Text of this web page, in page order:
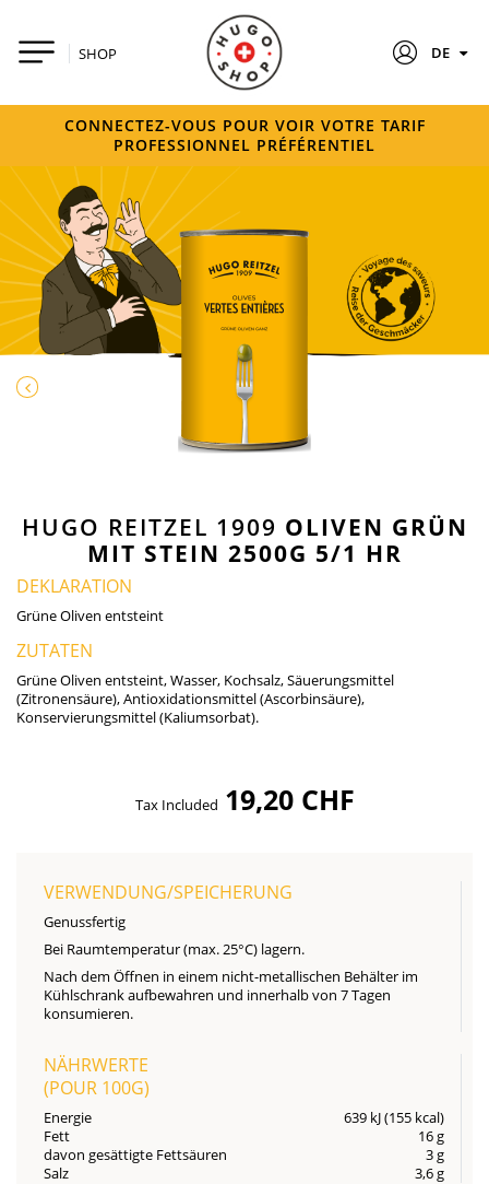
SHOP DE
CONNECTEZ-VOUS POUR VOIR VOTRE TARIF
PROFESSIONNEL PRÉFÉRENTIEL
HUGO REITZEL 1909 OLIVEN GRÜN
MIT STEIN 2500G 5/1 HR
DEKLARATION
Grüne Oliven entsteint
ZUTATEN
Grüne Oliven entsteint, Wasser, Kochsalz, Säuerungsmittel
(Zitronensäure), Antioxidationsmittel (Ascorbinsäure),
Konservierungsmittel (Kaliumsorbat).
Tax Included 19,20 CHF
VERWENDUNG/SPEICHERUNG
Genussfertig
Bei Raumtemperatur (max. 25°C) lagern.
Nach dem Öffnen in einem nicht-metallischen Behälter im
Kühlschrank aufbewahren und innerhalb von 7 Tagen
konsumieren.
NÄHRWERTE
(POUR 100G)
Energie
639 kJ (155 kcal)
Fett
16 g
davon gesättigte Fettsäuren
3 g
Salz
3,6 g